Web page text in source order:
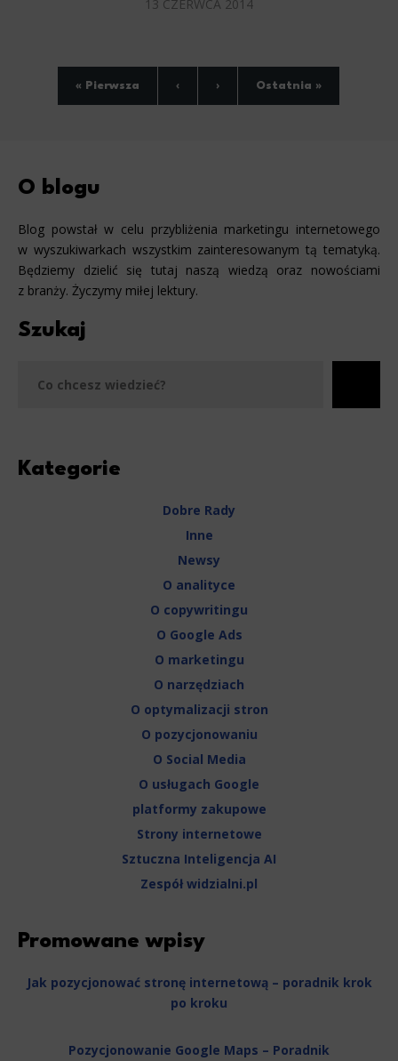
13 CZERWCA 2014
« Pierwsza ‹ › Ostatnia »
O blogu
Blog powstał w celu przybliżenia marketingu internetowego
w wyszukiwarkach wszystkim zainteresowanym tą tematyką.
Będziemy dzielić się tutaj naszą wiedzą oraz nowościami
z branży. Życzymy miłej lektury.
Szukaj
Kategorie
Dobre Rady
Inne
Newsy
O analityce
O copywritingu
O Google Ads
O marketingu
O narzędziach
O optymalizacji stron
O pozycjonowaniu
O Social Media
O usługach Google
platformy zakupowe
Strony internetowe
Sztuczna Inteligencja AI
Zespół widzialni.pl
Promowane wpisy
Jak pozycjonować stronę internetową – poradnik krok
po kroku
Pozycjonowanie Google Maps – Poradnik